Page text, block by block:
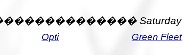
Saturday
Opti Green Fleet